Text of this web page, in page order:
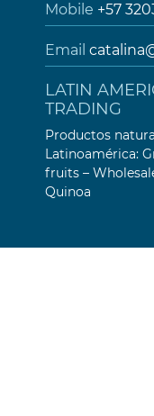
Mobile +57
Email
LATIN
TRADING
Productos
Latinoamérica:
fruits –
Quinoa